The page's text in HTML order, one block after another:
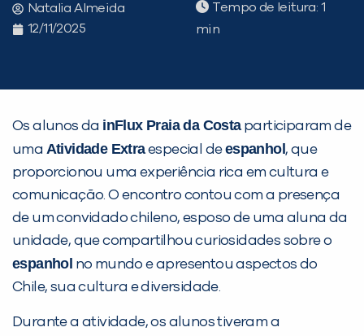
Natalia Almeida
12/11/2025
Tempo de leitura:
Os alunos da inFlux Praia da Costaparticiparam de
uma Atividade Extraespecial deespanhol , que
proporcionou uma experiência rica em cultura e
comunicação. O encontro contou com a presença
de um convidado chileno, esposo de uma aluna da
unidade, que compartilhou curiosidades sobre o
espanhol no mundo e apresentou aspectos do
Chile, sua cultura e diversidade.
Durante a atividade, os alunos tiveram a
PEÇA UMA DEMONSTRAÇÃO DE MÉTODO
Desculpe!
Não encontramos nenhuma unidade
inFlux nesta cidade ou bairro que
você digitou.